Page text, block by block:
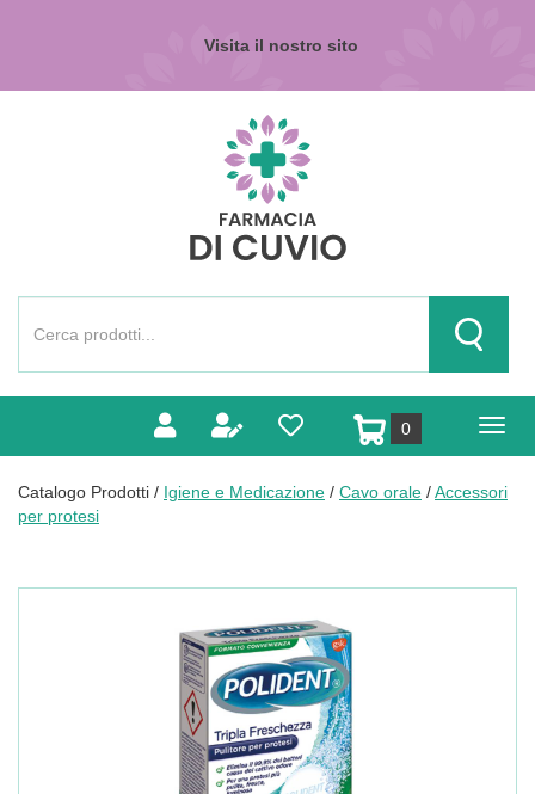
Visita il nostro sito
Prodotto
Cerca
0prodotti
inseriti
Catalogo Prodotti / Igiene e Medicazione / Cavo orale /Accessori
per protesi